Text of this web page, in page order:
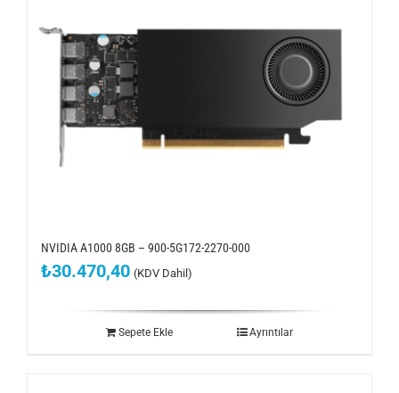
NVIDIA A1000 8GB – 900-5G172-2270-000
₺30.470,40 (KDV Dahil)
Sepete Ekle Ayrıntılar